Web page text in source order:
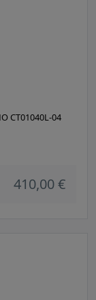
CT01040L-04
410,00 €